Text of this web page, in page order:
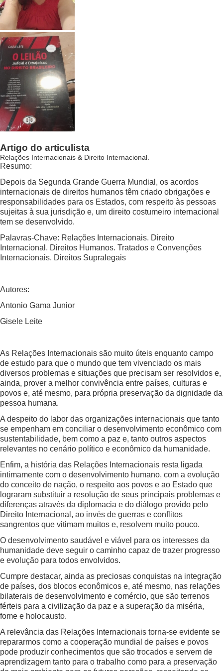
Artigo do articulista
Relações Internacionais & Direito Internacional.
Resumo:
Depois da Segunda Grande Guerra Mundial, os acordos
internacionais de direitos humanos têm criado obrigações e
responsabilidades para os Estados, com respeito às pessoas
sujeitas à sua jurisdição e, um direito costumeiro internacional
tem se desenvolvido.
Palavras-Chave: Relações Internacionais. Direito
Internacional. Direitos Humanos. Tratados e Convenções
Internacionais. Direitos Supralegais
Autores:
Antonio Gama Junior
Gisele Leite
As Relações Internacionais são muito úteis enquanto campo
de estudo para que o mundo que tem vivenciado os mais
diversos problemas e situações que precisam ser resolvidos e,
ainda, prover a melhor convivência entre países, culturas e
povos e, até mesmo, para própria preservação da dignidade da
pessoa humana.
A despeito do labor das organizações internacionais que tanto
se empenham em conciliar o desenvolvimento econômico com
sustentabilidade, bem como a paz e, tanto outros aspectos
relevantes no cenário político e econômico da humanidade.
Enfim, a história das Relações Internacionais resta ligada
intimamente com o desenvolvimento humano, com a evolução
do conceito de nação, o respeito aos povos e ao Estado que
lograram substituir a resolução de seus principais problemas e
diferenças através da diplomacia e do diálogo provido pelo
Direito Internacional, ao invés de guerras e conflitos
sangrentos que vitimam muitos e, resolvem muito pouco.
O desenvolvimento saudável e viável para os interesses da
humanidade deve seguir o caminho capaz de trazer progresso
e evolução para todos envolvidos.
Cumpre destacar, ainda as preciosas conquistas na integração
de países, dos blocos econômicos e, até mesmo, nas relações
bilaterais de desenvolvimento e comércio, que são terrenos
férteis para a civilização da paz e a superação da miséria,
fome e holocausto.
A relevância das Relações Internacionais torna-se evidente se
repararmos como a cooperação mundial de países e povos
pode produzir conhecimentos que são trocados e servem de
aprendizagem tanto para o trabalho como para a preservação